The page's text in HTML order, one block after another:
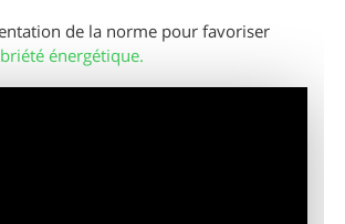
de la norme pour favoriser
énergétique.